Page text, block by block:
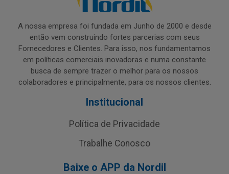
A nossa empresa foi fundada em Junho de 2000 e desde
então vem construindo fortes parcerias com seus
Fornecedores e Clientes. Para isso, nos fundamentamos
em políticas comerciais inovadoras e numa constante
busca de sempre trazer o melhor para os nossos
colaboradores e principalmente, para os nossos clientes.
Institucional
Política de Privacidade
Trabalhe Conosco
Baixe o APP da Nordil